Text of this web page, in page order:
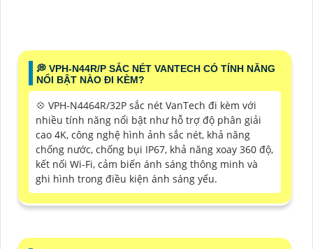
️💭 VPH-N44R/P SẮC NÉT VANTECH CÓ TÍNH NĂNG
NỔI BẬT NÀO ĐI KÈM?
💠 VPH-N4464R/32P sắc nét VanTech đi kèm với
nhiều tính năng nổi bật như hỗ trợ độ phân giải
cao 4K, công nghệ hình ảnh sắc nét, khả năng
chống nước, chống bụi IP67, khả năng xoay 360 độ,
kết nối Wi-Fi, cảm biến ánh sáng thông minh và
ghi hình trong điều kiện ánh sáng yếu.